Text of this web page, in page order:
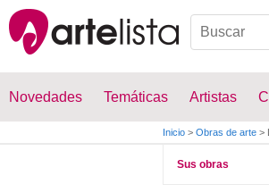
Novedades Temáticas Artistas
Inicio > Obras de arte >
Sus obras